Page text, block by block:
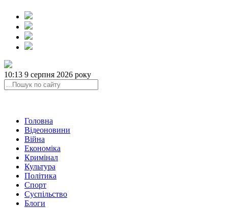
10:13 9 серпня 2026 року
Головна
Відеоновини
Війна
Економіка
Кримінал
Культура
Політика
Спорт
Суспільство
Блоги